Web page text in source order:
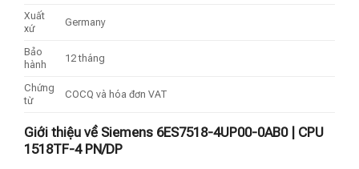
Xuất
xứ
Germany
Bảo
hành
12 tháng
Chứng
từ
COCQ và hóa đơn VAT
Giới thiệu về Siemens 6ES7518-4UP00-0AB0 | CPU
1518TF-4 PN/DP